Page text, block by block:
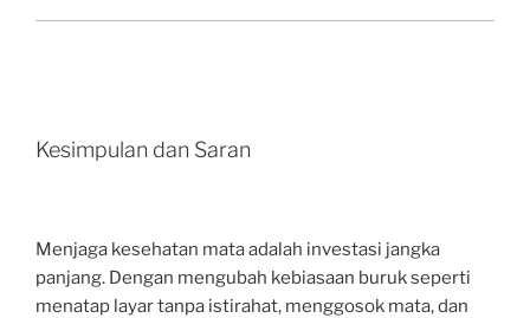
Kesimpulan dan Saran
Menjaga kesehatan mata adalah investasi jangka
panjang. Dengan mengubah kebiasaan buruk seperti
menatap layar tanpa istirahat, menggosok mata, dan